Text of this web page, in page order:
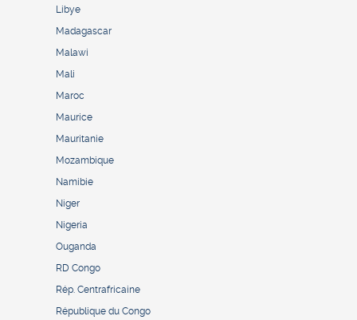
Libye
Madagascar
Malawi
Mali
Maroc
Maurice
Mauritanie
Mozambique
Namibie
Niger
Nigeria
Ouganda
RD Congo
Rép. Centrafricaine
République du Congo